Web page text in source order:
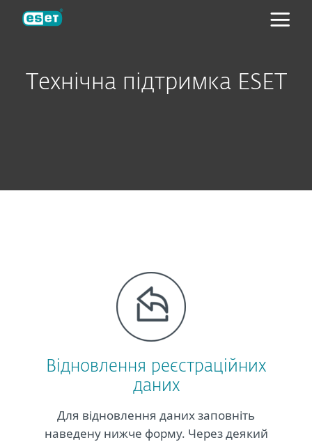
Технічна підтримка ESET
Відновлення реєстраційних
даних
Для відновлення даних заповніть
наведену нижче форму. Через деякий
ESET